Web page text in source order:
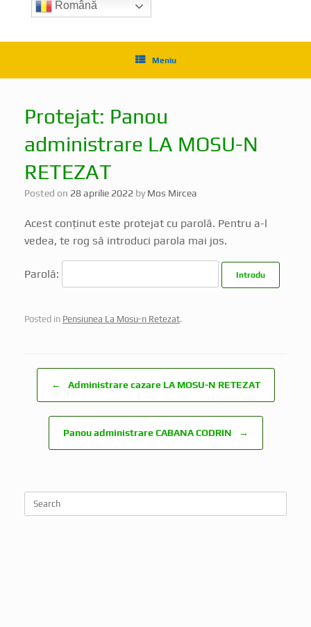
Română
Meniu
Protejat: Panou
administrare LA MOSU-N
RETEZAT
Posted on 28 aprilie 2022 by Mos Mircea
Acest conținut este protejat cu parolă. Pentru a-l
vedea, te rog să introduci parola mai jos.
Parolă:
Posted in Pensiunea La Mosu-n Retezat.
← Administrare cazare LA MOSU-N RETEZAT
Panou administrare CABANA CODRIN →